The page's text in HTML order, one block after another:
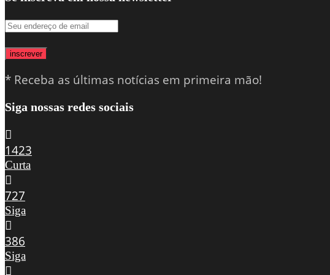
inscrever
* Receba as últimas notícias em primeira mão!
Siga nossas redes sociais
1423
Curta
727
Siga
386
Siga